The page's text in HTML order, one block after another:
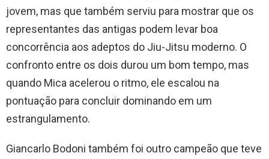
jovem, mas que também serviu para mostrar que os
representantes das antigas podem levar boa
concorrência aos adeptos do Jiu-Jitsu moderno. O
confronto entre os dois durou um bom tempo, mas
quando Mica acelerou o ritmo, ele escalou na
pontuação para concluir dominando em um
estrangulamento.
Giancarlo Bodoni também foi outro campeão que teve